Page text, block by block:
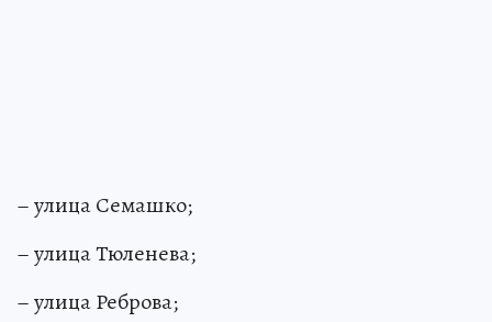
– улица Семашко;
– улица Тюленева;
– улица Реброва;